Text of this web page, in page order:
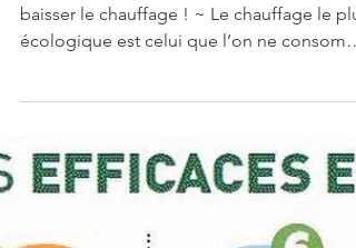
baisser le chauffage
Mon petit geste du jour : mettre un pull et
baisser le chauffage ! ~ Le chauffage le